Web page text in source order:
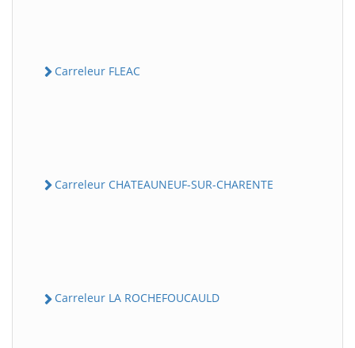
Carreleur FLEAC
Carreleur CHATEAUNEUF-SUR-CHARENTE
Carreleur LA ROCHEFOUCAULD